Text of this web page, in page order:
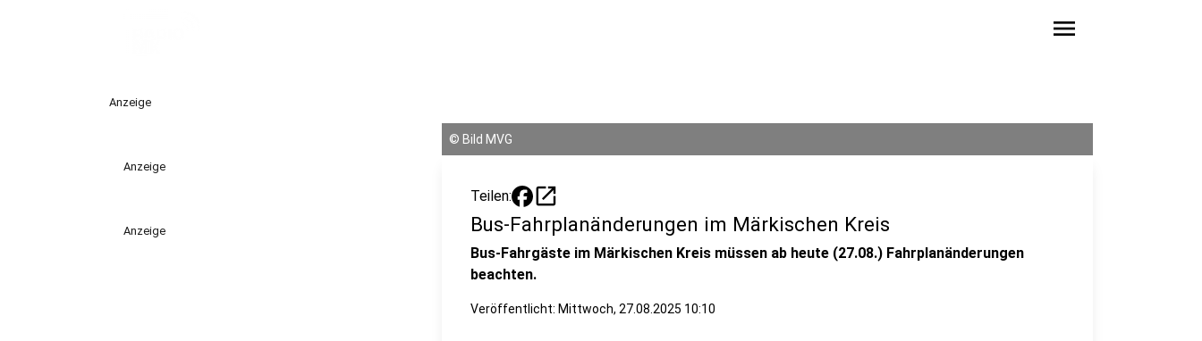
menu
Anzeige
Anzeige
Anzeige
© Bild MVG
Teilen: open_in_new
Bus-Fahrplanänderungen im Märkischen Kreis
Bus-Fahrgäste im Märkischen Kreis müssen ab heute (27.08.) Fahrplanänderungen
beachten.
Veröffentlicht: Mittwoch, 27.08.2025 10:10